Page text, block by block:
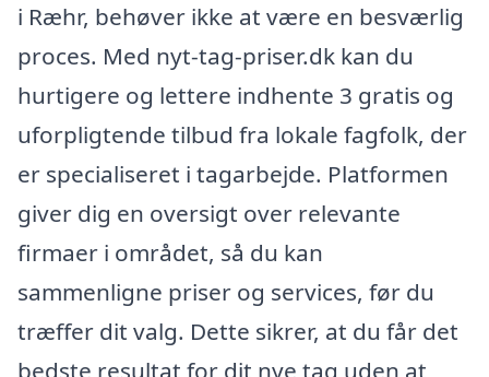
i Ræhr, behøver ikke at være en besværlig
proces. Med nyt-tag-priser.dk kan du
hurtigere og lettere indhente 3 gratis og
uforpligtende tilbud fra lokale fagfolk, der
er specialiseret i tagarbejde. Platformen
giver dig en oversigt over relevante
firmaer i området, så du kan
sammenligne priser og services, før du
træffer dit valg. Dette sikrer, at du får det
bedste resultat for dit nye tag uden at